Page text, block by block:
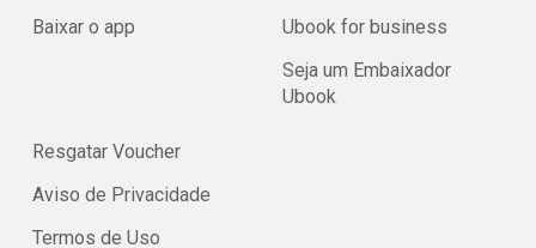
Baixar o app
Ubook for business
Seja um Embaixador
Ubook
Resgatar Voucher
Aviso de Privacidade
Termos de Uso